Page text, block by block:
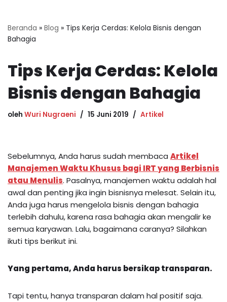
Beranda » Blog » Tips Kerja Cerdas: Kelola Bisnis dengan
Bahagia
Tips Kerja Cerdas: Kelola
Bisnis dengan Bahagia
oleh Wuri Nugraeni 15 Juni 2019 Artikel
Sebelumnya, Anda harus sudah membaca Artikel
Manajemen Waktu Khusus bagi IRT yang Berbisnis
atau Menulis. Pasalnya, manajemen waktu adalah hal
awal dan penting jika ingin bisnisnya melesat. Selain itu,
Anda juga harus mengelola bisnis dengan bahagia
terlebih dahulu, karena rasa bahagia akan mengalir ke
semua karyawan. Lalu, bagaimana caranya? Silahkan
ikuti tips berikut ini.
Yang pertama, Anda harus bersikap transparan.
Tapi tentu, hanya transparan dalam hal positif saja.